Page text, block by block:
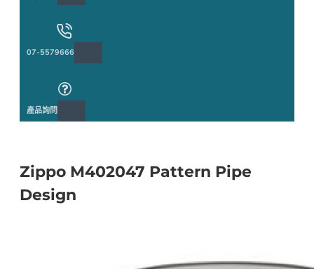
07-5579666
產品詢問
Zippo M402047 Pattern Pipe
Design